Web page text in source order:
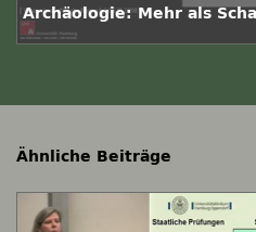
Archäologie: Mehr als
Ähnliche Beiträge